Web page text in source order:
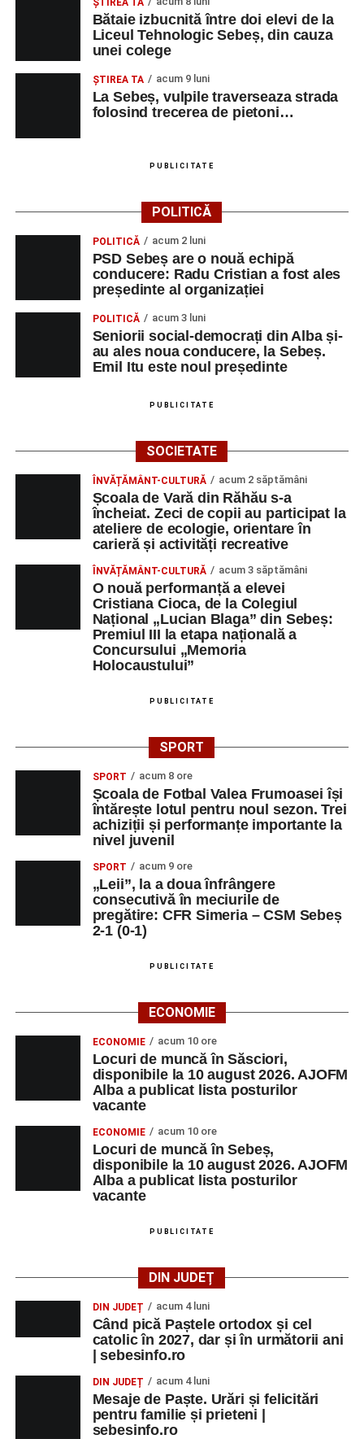
ŞTIREA TA
Bătaie izbucnită între doi elevi de la
Liceul Tehnologic Sebeș, din cauza
unei colege
ŞTIREA TA acum 9 luni
La Sebeș, vulpile traverseaza strada
folosind trecerea de pietoni…
PUBLICITATE
POLITICĂ
POLITICĂ acum 2 luni
PSD Sebeș are o nouă echipă
conducere: Radu Cristian a fost ales
președinte al organizației
POLITICĂ acum 3 luni
Seniorii social-democrați din Alba și-
au ales noua conducere, la Sebeș.
Emil Itu este noul președinte
PUBLICITATE
SOCIETATE
ÎNVĂȚĂMÂNT-CULTURĂ acum 2 săptămâni
Școala de Vară din Răhău s-a
încheiat. Zeci de copii au participat la
ateliere de ecologie, orientare în
carieră și activități recreative
ÎNVĂȚĂMÂNT-CULTURĂ acum 3 săptămâni
O nouă performanță a elevei
Cristiana Cioca, de la Colegiul
Național „Lucian Blaga” din Sebeș:
Premiul III la etapa națională a
Concursului „Memoria
Holocaustului”
PUBLICITATE
SPORT
SPORT acum 8 ore
Școala de Fotbal Valea Frumoasei își
întărește lotul pentru noul sezon. Trei
achiziții și performanțe importante la
nivel juvenil
SPORT acum 9 ore
„Leii”, la a doua înfrângere
consecutivă în meciurile de
pregătire: CFR Simeria – CSM Sebeș
2-1 (0-1)
PUBLICITATE
ECONOMIE
ECONOMIE acum 10 ore
Locuri de muncă în Săsciori,
disponibile la 10 august 2026. AJOFM
Alba a publicat lista posturilor
vacante
ECONOMIE acum 10 ore
Locuri de muncă în Sebeș,
disponibile la 10 august 2026. AJOFM
Alba a publicat lista posturilor
vacante
PUBLICITATE
DIN JUDEȚ
DIN JUDEȚ acum 4 luni
Când pică Paștele ortodox și cel
catolic în 2027, dar și în următorii ani
| sebesinfo.ro
DIN JUDEȚ acum 4 luni
Mesaje de Paște. Urări și felicitări
pentru familie și prieteni |
sebesinfo.ro